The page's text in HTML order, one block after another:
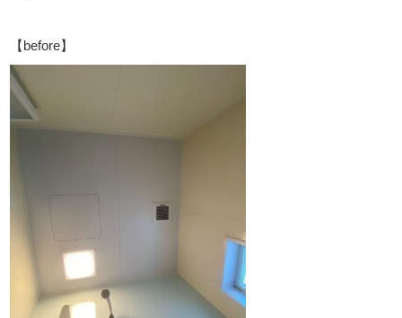
【before】